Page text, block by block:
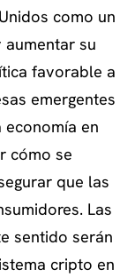
como un
su
favorable a
emergentes
en
cómo se
que las
Las
sentido serán
cripto en